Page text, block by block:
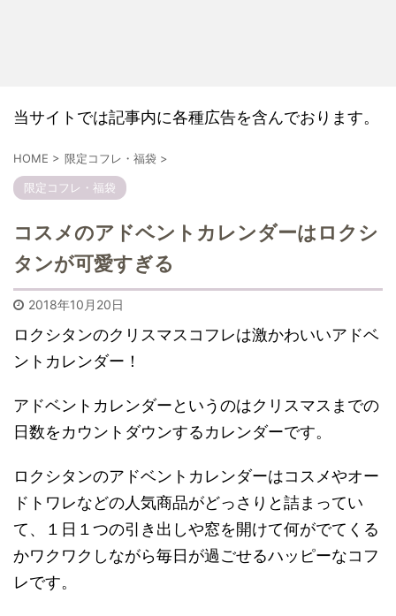
当サイトでは記事内に各種広告を含んでおります。
HOME > 限定コフレ・福袋 >
限定コフレ・福袋
コスメのアドベントカレンダーはロクシ
タンが可愛すぎる
2018年10月20日
ロクシタンのクリスマスコフレは激かわいいアドベ
ントカレンダー！
アドベントカレンダーというのはクリスマスまでの
日数をカウントダウンするカレンダーです。
ロクシタンのアドベントカレンダーはコスメやオー
ドトワレなどの人気商品がどっさりと詰まってい
て、１日１つの引き出しや窓を開けて何がでてくる
かワクワクしながら毎日が過ごせるハッピーなコフ
レです。